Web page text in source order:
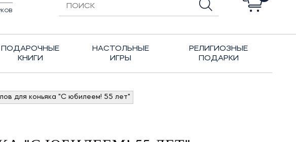
ПОДАРОЧНЫЕ
КНИГИ
НАСТОЛЬНЫЕ
ИГРЫ
РЕЛИГИОЗНЫЕ
ПОДАРКИ
для коньяка "С юбилеем! 55 лет"